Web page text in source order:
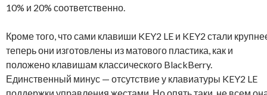
10% и 20% соответственно.
Кроме того, что сами клавиши KEY2 LE и KEY2 стали
теперь они изготовлены из матового пластика, как и
положено клавишам классического BlackBerry.
Единственный минус — отсутствие у клавиатуры KEY2 LE